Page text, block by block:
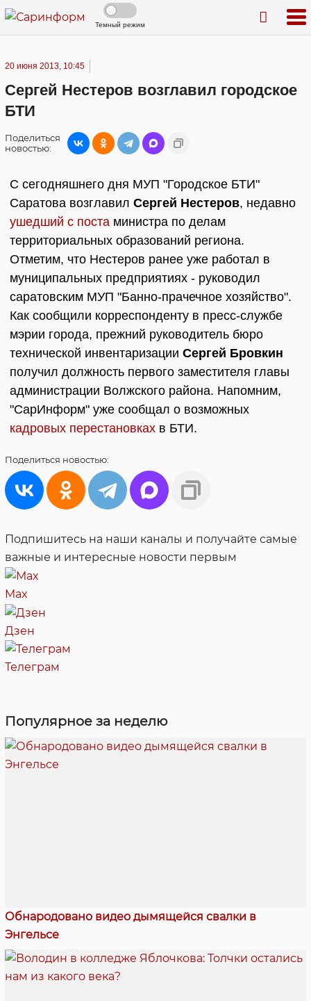
Темный режим
20 июня 2013, 10:45
Сергей Нестеров возглавил городское
БТИ
Поделиться
новостью:
С сегодняшнего дня МУП "Городское БТИ"
Саратова возглавил Сергей Нестеров, недавно
ушедший с поста министра по делам
территориальных образований региона.
Отметим, что Нестеров ранее уже работал в
муниципальных предприятиях - руководил
саратовским МУП "Банно-прачечное хозяйство".
Как сообщили корреспонденту в пресс-службе
мэрии города, прежний руководитель бюро
технической инвентаризации Сергей Бровкин
получил должность первого заместителя главы
администрации Волжского района. Напомним,
"СарИнформ" уже сообщал о возможных
кадровых перестановках в БТИ.
Поделиться новостью:
Подпишитесь на наши каналы и получайте самые
важные и интересные новости первым
Max
Дзен
Телеграм
Популярное за неделю
Обнародовано видео дымящейся свалки в
Энгельсе